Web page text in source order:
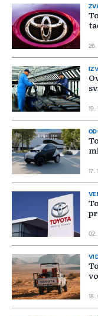
26.
19.
17.
02.
18.